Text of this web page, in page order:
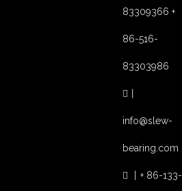
83309366 +
86-516-
83303986

info@slew-
bearing.com
 丨+ 86-133-